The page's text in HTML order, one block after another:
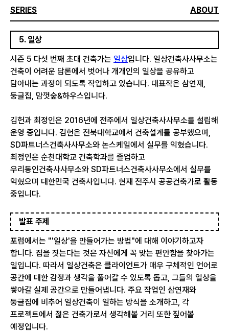
SERIES ABOUT
5. 일상
시즌 5 다섯 번째 초대 건축가는 일상입니다. 일상건축사사무소는
건축이 어려운 담론에서 벗어나 개개인의 일상을 공유하고
담아내는 과정이 되도록 작업하고 있습니다. 대표작은 삼연재,
둥글집, 맘껏숲&하우스입니다.
김헌과 최정인은 2016년에 전주에서 일상건축사사무소를 설립해
운영 중입니다. 김헌은 전북대학교에서 건축설계를 공부했으며,
SD파트너스건축사사무소와 논스케일에서 실무를 익혔습니다.
최정인은 순천대학교 건축학과를 졸업하고
우리동인건축사사무소와 SD파트너스건축사사무소에서 실무를
익혔으며 대한민국 건축사입니다. 현재 전주시 공공건축가로 활동
중입니다.
발표 주제
포럼에서는 "'일상'을 만들어가는 방법"에 대해 이야기하고자
합니다. 집을 짓는다는 것은 자신에게 꼭 맞는 편안함을 찾아가는
일입니다. 따라서 일상건축은 클라이언트가 매우 구체적인 언어로
공간에 대한 감정과 생각을 풀어갈 수 있도록 돕고, 그들의 일상을
쌓아갈 실제 공간으로 만들어냅니다. 주요 작업인 삼연재와
둥글집에 비추어 일상건축이 일하는 방식을 소개하고, 각
프로젝트에서 젊은 건축가로서 생각해볼 거리 또한 짚어볼
예정입니다.